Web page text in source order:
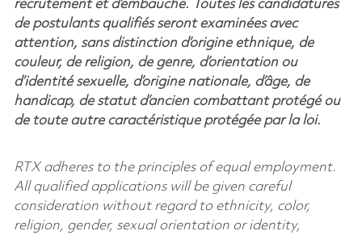
recrutement et d’embauche. Toutes les candidatures
de postulants qualifiés seront examinées avec
attention, sans distinction d’origine ethnique, de
couleur, de religion, de genre, d’orientation ou
d’identité sexuelle, d’origine nationale, d’âge, de
handicap, de statut d’ancien combattant protégé ou
de toute autre caractéristique protégée par la loi.
RTX adheres to the principles of equal employment.
All qualified applications will be given careful
consideration without regard to ethnicity, color,
religion, gender, sexual orientation or identity,